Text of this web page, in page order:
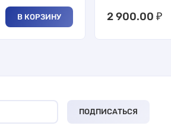
В КОРЗИНУ 2 900.00 ₽
ПОДПИСАТЬСЯ